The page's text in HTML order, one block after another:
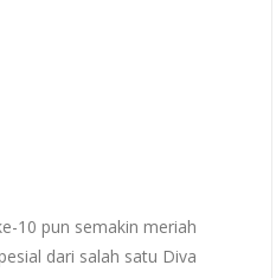
10 pun semakin meriah
dari salah satu Diva